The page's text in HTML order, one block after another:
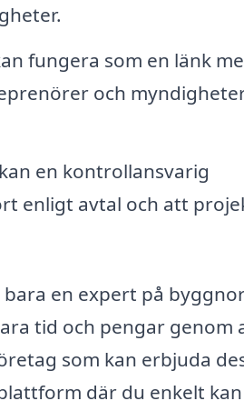
fungera som en länk
och
en kontrollansvarig
enligt avtal och att
en expert på
tid och pengar genom
som kan erbjuda
där du enkelt